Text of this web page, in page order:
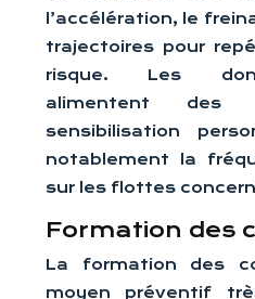
l’accélération, le
trajectoires pour
risque. Les
alimentent des
sensibilisation
notablement la
sur les flottes
Formation des
La formation des
moyen préventif